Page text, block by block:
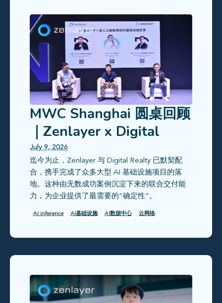
MWC Shanghai 圆桌回顾
｜Zenlayer x Digital
Realty 探索新一代 AI 基
础设施解法
July 9, 2026
迄今为止，Zenlayer 与 Digital Realty 已默契配
合，携手完成了众多大型 AI 基础设施项目的落
地。这种由无数成功案例沉淀下来的联合交付能
力，为企业提供了最需要的“确定性”。
AI inference AI基础设施 AI数据中心 云网络